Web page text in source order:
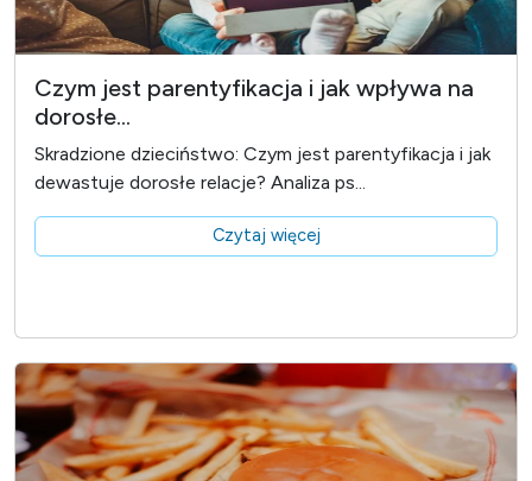
Czym jest parentyfikacja i jak wpływa na
dorosłe...
Skradzione dzieciństwo: Czym jest parentyfikacja i jak
dewastuje dorosłe relacje? Analiza ps...
Czytaj więcej